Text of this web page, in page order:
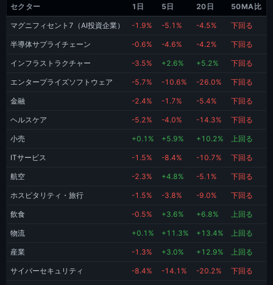
セクター 1日 5日 20日 50MA比
マグニフィセント7（AI投資企業） -1.9% -5.1% -4.5% 下回る
半導体サプライチェーン -0.6% -4.6% -4.2% 下回る
インフラストラクチャー -3.5% +2.6% +5.2% 下回る
エンタープライズソフトウェア -5.7% -10.6% -26.0% 下回る
金融 -2.4% -1.7% -5.4% 下回る
ヘルスケア -5.2% -4.0% -14.3% 下回る
小売 +0.1% +5.9% +10.2% 上回る
ITサービス -1.5% -8.4% -10.7% 下回る
航空 -2.3% +4.8% -5.1% 下回る
ホスピタリティ・旅行 -1.5% -3.8% -9.0% 下回る
飲食 -0.5% +3.6% +6.8% 上回る
物流 +0.1% +11.3% +13.4% 上回る
産業 -1.3% +3.0% +12.9% 上回る
サイバーセキュリティ -8.4% -14.1% -20.2% 下回る